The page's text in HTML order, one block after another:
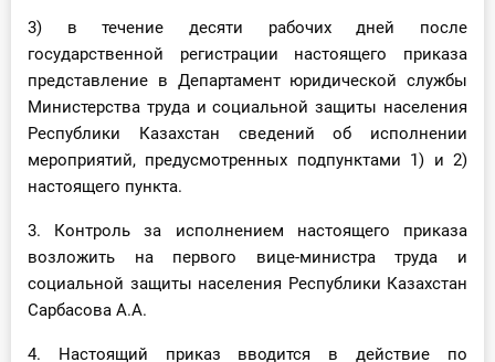
Тарифы
Тестирование для
бухгалтера
3) в течение десяти рабочих дней после
государственной регистрации настоящего приказа
представление в Департамент юридической службы
Министерства труда и социальной защиты населения
Республики Казахстан сведений об исполнении
мероприятий, предусмотренных подпунктами 1) и 2)
настоящего пункта.
3. Контроль за исполнением настоящего приказа
возложить на первого вице-министра труда и
социальной защиты населения Республики Казахстан
Сарбасова А.А.
4. Настоящий приказ вводится в действие по